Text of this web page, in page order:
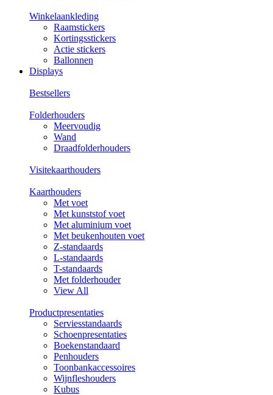
Winkelaankleding
Raamstickers
Kortingsstickers
Actie stickers
Ballonnen
Displays
Bestsellers
Folderhouders
Meervoudig
Wand
Draadfolderhouders
Visitekaarthouders
Kaarthouders
Met voet
Met kunststof voet
Met aluminium voet
Met beukenhouten voet
Z-standaards
L-standaards
T-standaards
Met folderhouder
View All
Productpresentaties
Serviesstandaards
Schoenpresentaties
Boekenstandaard
Penhouders
Toonbankaccessoires
Wijnfleshouders
Kubus